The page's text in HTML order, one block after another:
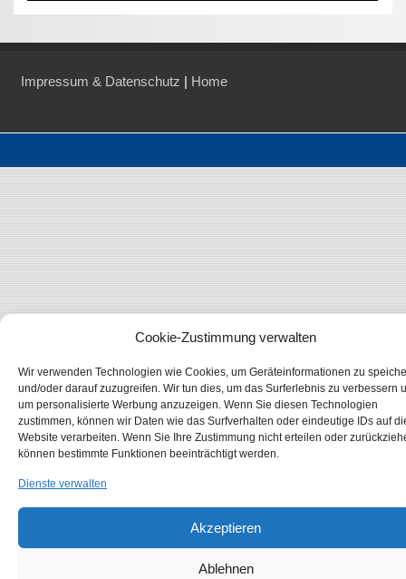
Cookie-Zustimmung verwalten
Wir verwenden Technologien wie Cookies, um Geräteinformationen zu
und/oder darauf zuzugreifen. Wir tun dies, um das Surferlebnis zu verbessern
um personalisierte Werbung anzuzeigen. Wenn Sie diesen Technologien
zustimmen, können wir Daten wie das Surfverhalten oder eindeutige IDs auf
Website verarbeiten. Wenn Sie Ihre Zustimmung nicht erteilen oder
können bestimmte Funktionen beeinträchtigt werden.
Dienste verwalten
Akzeptieren
Ablehnen
Impressum & Datenschutz | Home